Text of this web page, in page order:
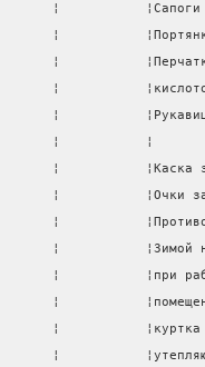
¦           ¦Сапоги
¦
¦
¦
¦           ¦Рукавицы
¦           ¦
¦           ¦Каска
¦           ¦Очки
¦
¦           ¦Зимой
¦           ¦при
¦
¦           ¦куртка
¦